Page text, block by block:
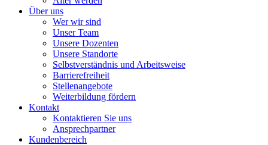
Über uns
Wer wir sind
Unser Team
Unsere Dozenten
Unsere Standorte
Selbstverständnis und Arbeitsweise
Barrierefreiheit
Stellenangebote
Weiterbildung fördern
Kontakt
Kontaktieren Sie uns
Ansprechpartner
Kundenbereich